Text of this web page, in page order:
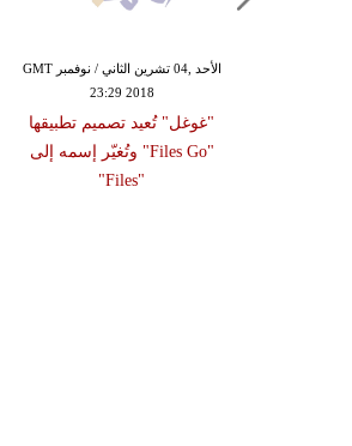
الأحد ,04 تشرين الثاني / نوفمبر GMT
23:29 2018
"غوغل" تُعيد تصميم تطبيقها
"Files Go" وتُغيّر إسمه إلى
"Files"